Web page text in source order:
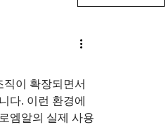
이 확장되면서
다. 이런 환경에
엠알의 실제 사용